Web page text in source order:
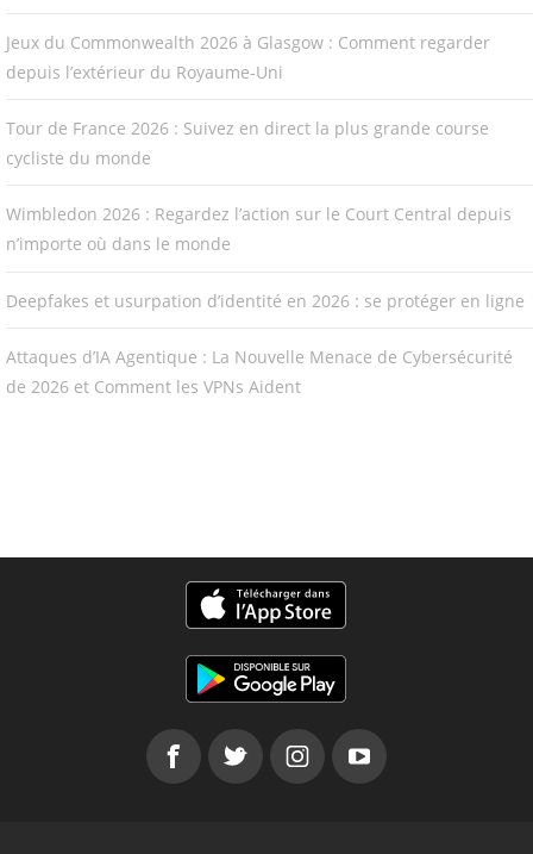
Jeux du Commonwealth 2026 à Glasgow : Comment regarder
depuis l’extérieur du Royaume-Uni
Tour de France 2026 : Suivez en direct la plus grande course
cycliste du monde
Wimbledon 2026 : Regardez l’action sur le Court Central depuis
n’importe où dans le monde
Deepfakes et usurpation d’identité en 2026 : se protéger en ligne
Attaques d’IA Agentique : La Nouvelle Menace de Cybersécurité
de 2026 et Comment les VPNs Aident